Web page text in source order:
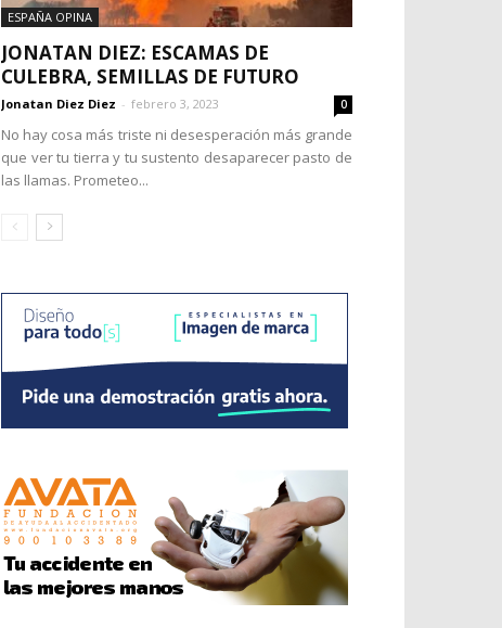
ESPAÑA OPINA
JONATAN DIEZ: ESCAMAS DE
CULEBRA, SEMILLAS DE FUTURO
Jonatan Diez Diez - febrero 3, 2023 0
No hay cosa más triste ni desesperación más grande
que ver tu tierra y tu sustento desaparecer pasto de
las llamas. Prometeo...